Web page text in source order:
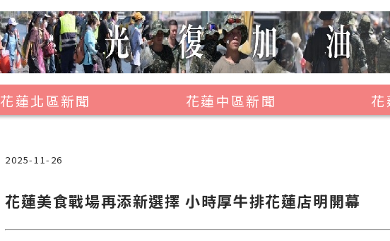
花蓮北區新聞
吉安鄉
秀林鄉
花蓮中區新聞
光復鄉
花
2025-11-26
花蓮美食戰場再添新選擇 小時厚牛排花蓮店明開幕